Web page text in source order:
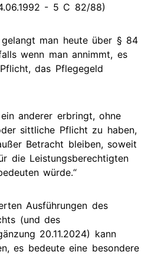
- 5 C 82/88)
man heute über § 84
wenn man annimmt, es
das Pflegegeld
anderer erbringt, ohne
sittliche Pflicht zu haben,
Betracht bleiben, soweit
die Leistungsberechtigten
würde.“
Ausführungen des
(und des
20.11.2024) kann
es bedeute eine besondere